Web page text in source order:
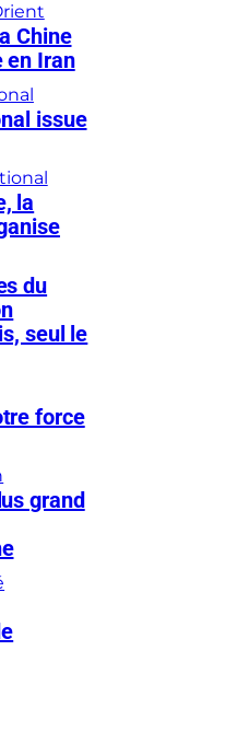
Chine
en Iran
issue
la
du
seul le
force
grand